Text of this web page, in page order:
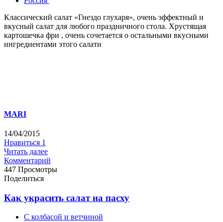
Классический салат «Гнездо глухаря», очень эффектный и
вкусный салат для любого праздничного стола. Хрустящая
картошечка фри , очень сочетается о остальными вкусными
ингредиентами этого салати
MARI
14/04/2015
Нравиться 1
Читать далее
Комментарий
447 Просмотры
Поделиться
Как украсить салат на пасху
С колбасой и ветчиной